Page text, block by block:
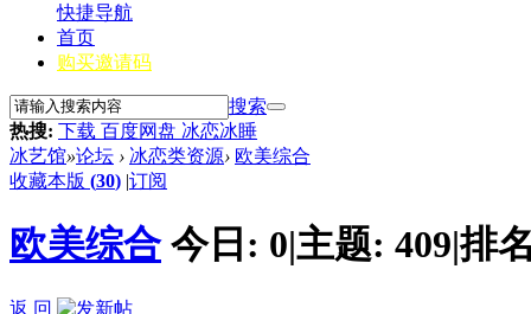
快捷导航
首页
购买邀请码
搜索
热搜: 下载 百度网盘 冰恋冰睡
冰艺馆»论坛 › 冰恋类资源› 欧美综合
收藏本版 (30) |订阅
欧美综合 今日: 0|主题: 409|排
返 回